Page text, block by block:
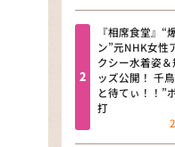
news
河合＆
「なん
かえり
にす
『相席食堂』“
ン”元NHK女性
クシー水着姿
ッズ公開！ 千
と待てぃ！！”
打